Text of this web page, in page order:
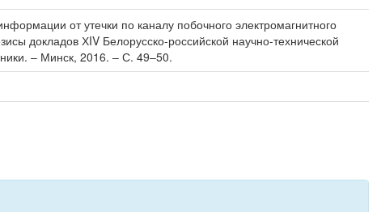
от утечки по каналу побочного электромагнитного
докладов ХIV Белорусско-российской научно-технической
– Минск, 2016. – С. 49–50.